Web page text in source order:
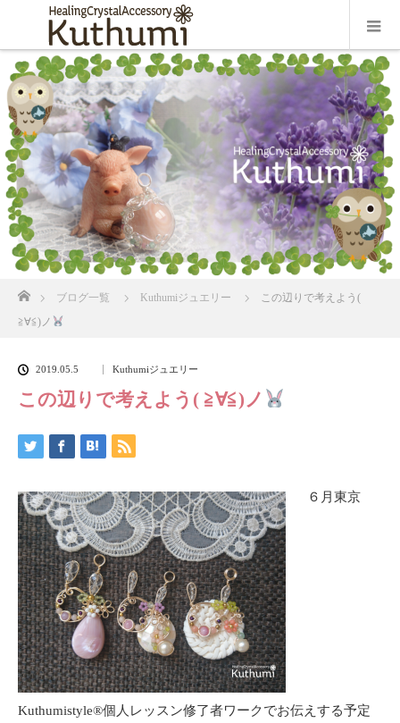
ブログ一覧 Kuthumiジュエリー
この辺りで考えよう(
≧∀≦)ノ
2019.05.5 Kuthumiジュエリー
この辺りで考えよう( ≧∀≦)ノ
６月東京
Kuthumistyle®️個人レッスン修了者ワークでお伝えする予定